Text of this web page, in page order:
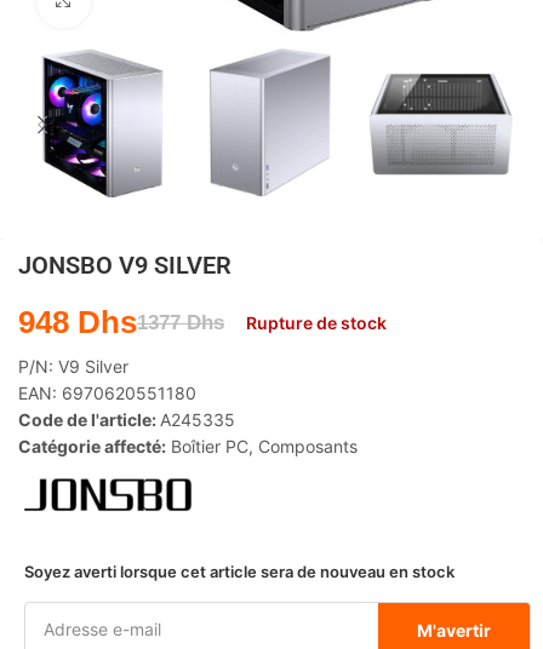
JONSBO V9 SILVER
1377Dhs
948 Dhs Rupture de stock
P/N: V9 Silver
EAN: 6970620551180
Code de l'article: A245335
Catégorie affecté: Boîtier PC, Composants
Soyez averti lorsque cet article sera de nouveau en stock
M'avertir